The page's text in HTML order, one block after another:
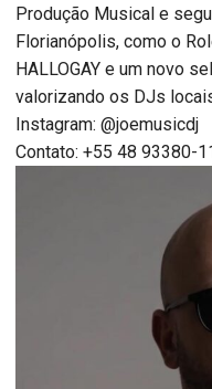
Produção Musical e
Florianópolis, como o
HALLOGAY e um novo
valorizando os DJs
Instagram: @joemusicdj
Contato: +55 48 93380-